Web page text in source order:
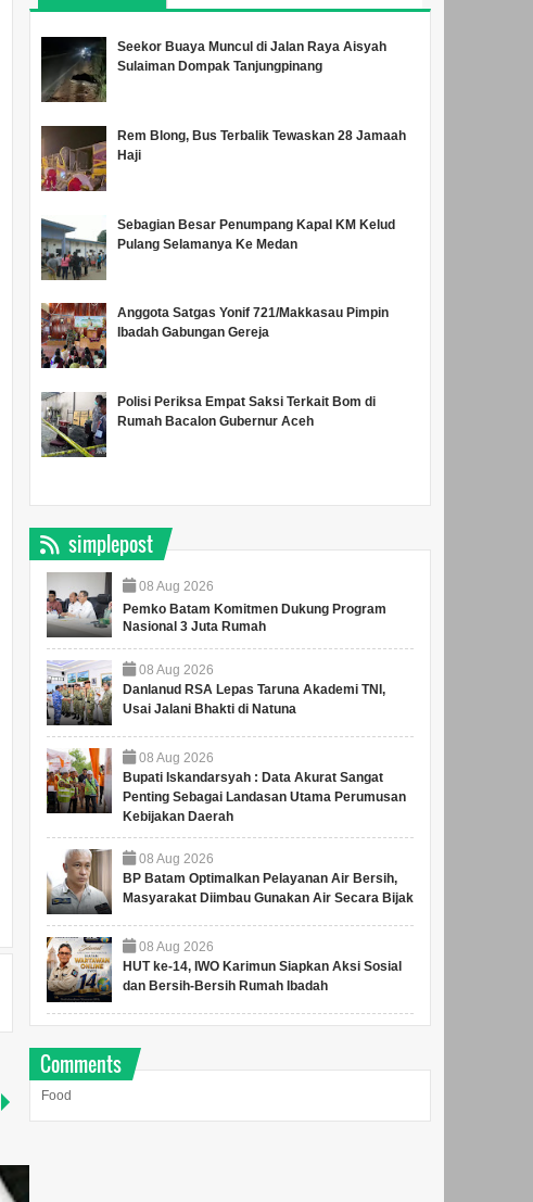
Seekor Buaya Muncul di Jalan Raya Aisyah
Sulaiman Dompak Tanjungpinang
Rem Blong, Bus Terbalik Tewaskan 28 Jamaah
Haji
Sebagian Besar Penumpang Kapal KM Kelud
Pulang Selamanya Ke Medan
Anggota Satgas Yonif 721/Makkasau Pimpin
Ibadah Gabungan Gereja
Polisi Periksa Empat Saksi Terkait Bom di
Rumah Bacalon Gubernur Aceh
simplepost
08 Aug 2026
Pemko Batam Komitmen Dukung Program
Nasional 3 Juta Rumah
08 Aug 2026
Danlanud RSA Lepas Taruna Akademi TNI,
Usai Jalani Bhakti di Natuna
08 Aug 2026
Bupati Iskandarsyah : Data Akurat Sangat
Penting Sebagai Landasan Utama Perumusan
Kebijakan Daerah
08 Aug 2026
BP Batam Optimalkan Pelayanan Air Bersih,
Masyarakat Diimbau Gunakan Air Secara Bijak
08 Aug 2026
HUT ke-14, IWO Karimun Siapkan Aksi Sosial
dan Bersih-Bersih Rumah Ibadah
Comments
Food